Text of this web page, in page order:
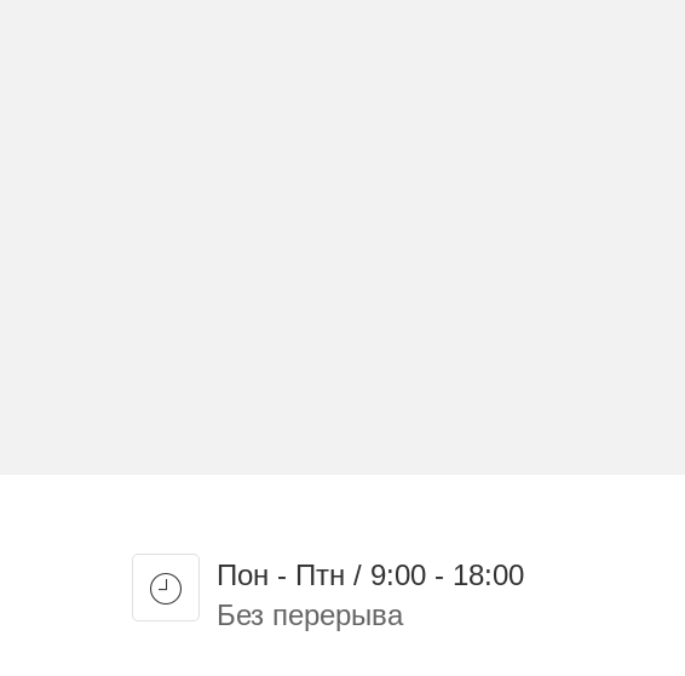
Пон - Птн / 9:00 - 18:00
Без перерыва